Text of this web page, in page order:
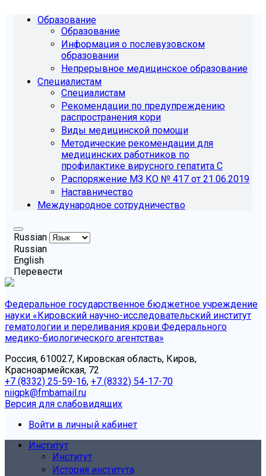
Образование
Образование
Информация о послевузовском
образовании
Непрерывное медицинское образование
Специалистам
Специалистам
Рекомендации по предупреждению
распространения кори
Виды медицинской помощи
Методические рекомендации для
медицинских работников по
профилактике вирусного гепатита С
Распоряжение МЗ КО № 417 от 21.06.2019
Наставничество
Международное сотрудничество
Russian
Russian
English
Перевести
Федеральное государственное бюджетное учреждение
науки «Кировский научно-исследовательский институт
гематологии и переливания крови Федерального
медико-биологического агентства»
Россия, 610027, Кировская область, Киров,
Красноармейская, 72
+7 (8332) 25-59-16, +7 (8332) 54-17-70
niigpk@fmbamail.ru
Версия для слабовидящих
Войти в личный кабинет
Институт
Институт
История института